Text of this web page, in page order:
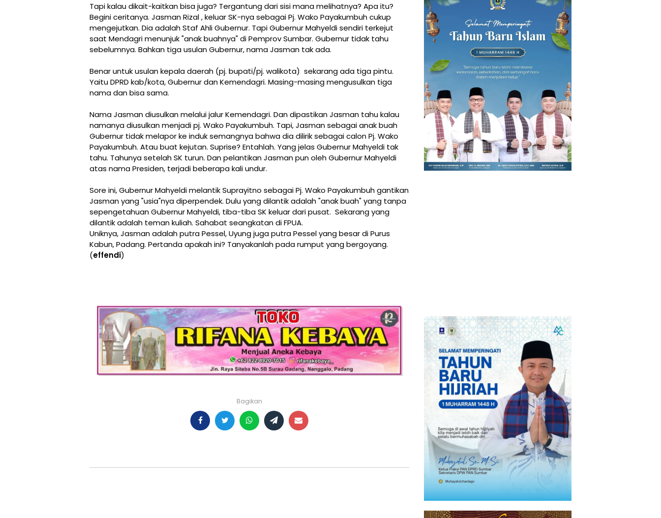
Tapi kalau dikait-kaitkan bisa juga? Tergantung dari sisi mana melihatnya? Apa itu?
Begini ceritanya. Jasman Rizal , keluar SK-nya sebagai Pj. Wako Payakumbuh cukup
mengejutkan. Dia adalah Staf Ahli Gubernur. Tapi Gubernur Mahyeldi sendiri terkejut
saat Mendagri menunjuk "anak buahnya" di Pemprov Sumbar. Gubernur tidak tahu
sebelumnya. Bahkan tiga usulan Gubernur, nama Jasman tak ada.
Benar untuk usulan kepala daerah (pj. bupati/pj. walikota) sekarang ada tiga pintu.
Yaitu DPRD kab/kota, Gubernur dan Kemendagri. Masing-masing mengusulkan tiga
nama dan bisa sama.
Nama Jasman diusulkan melalui jalur Kemendagri. Dan dipastikan Jasman tahu kalau
namanya diusulkan menjadi pj. Wako Payakumbuh. Tapi, Jasman sebagai anak buah
Gubernur tidak melapor ke induk semangnya bahwa dia dilirik sebagai calon Pj. Wako
Payakumbuh. Atau buat kejutan. Suprise? Entahlah. Yang jelas Gubernur Mahyeldi tak
tahu. Tahunya setelah SK turun. Dan pelantikan Jasman pun oleh Gubernur Mahyeldi
atas nama Presiden, terjadi beberapa kali undur.
Sore ini, Gubernur Mahyeldi melantik Suprayitno sebagai Pj. Wako Payakumbuh gantikan
Jasman yang "usia"nya diperpendek. Dulu yang dilantik adalah "anak buah" yang tanpa
sepengetahuan Gubernur Mahyeldi, tiba-tiba SK keluar dari pusat. Sekarang yang
dilantik adalah teman kuliah. Sahabat seangkatan di FPUA.
Uniknya, Jasman adalah putra Pessel, Uyung juga putra Pessel yang besar di Purus
Kabun, Padang. Pertanda apakah ini? Tanyakanlah pada rumput yang bergoyang.
(effendi)
Bagikan